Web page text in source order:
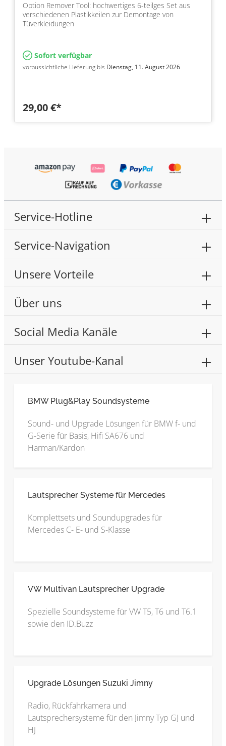
Option Remover Tool: hochwertiges 6-teilges Set aus
verschiedenen Plastikkeilen zur Demontage von
Tüverkleidungen
Sofort verfügbar
voraussichtliche Lieferung bis Dienstag, 11. August 2026
29,00 €*
Service-Hotline
Service-Navigation
Unsere Vorteile
Über uns
Social Media Kanäle
Unser Youtube-Kanal
BMW Plug&Play Soundsysteme
Sound- und Upgrade Lösungen für BMW f- und
G-Serie für Basis, Hifi SA676 und
Harman/Kardon
Lautsprecher Systeme für Mercedes
Komplettsets und Soundupgrades für
Mercedes C- E- und S-Klasse
VW Multivan Lautsprecher Upgrade
Spezielle Soundsysteme für VW T5, T6 und T6.1
sowie den ID.Buzz
Upgrade Lösungen Suzuki Jimny
Radio, Rückfahrkamera und
Lautsprechersysteme für den Jimny Typ GJ und
HJ